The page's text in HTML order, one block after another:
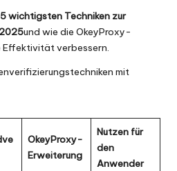
wichtigsten Techniken zur
und wie die OkeyProxy-
verbessern.
mit
OkeyProxy-
Erweiterung
Nutzen für
den
Anwender